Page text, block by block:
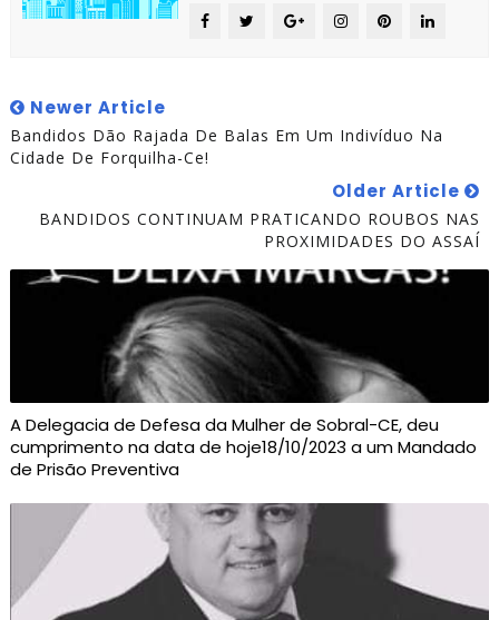
Newer Article
Bandidos Dão Rajada De Balas Em Um Indivíduo Na
Cidade De Forquilha-Ce!
Older Article
BANDIDOS CONTINUAM PRATICANDO ROUBOS NAS
PROXIMIDADES DO ASSAÍ
A Delegacia de Defesa da Mulher de Sobral-CE, deu
cumprimento na data de hoje18/10/2023 a um Mandado
de Prisão Preventiva